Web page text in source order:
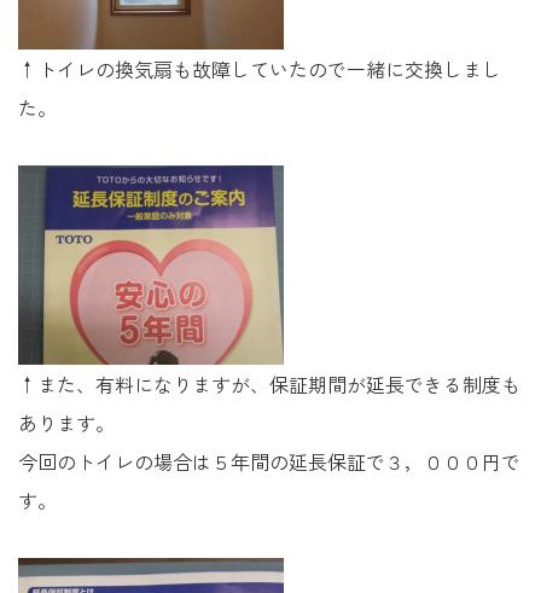
↑トイレの換気扇も故障していたので一緒に交換しまし
た。
↑また、有料になりますが、保証期間が延長できる制度も
あります。
今回のトイレの場合は５年間の延長保証で３，０００円で
す。